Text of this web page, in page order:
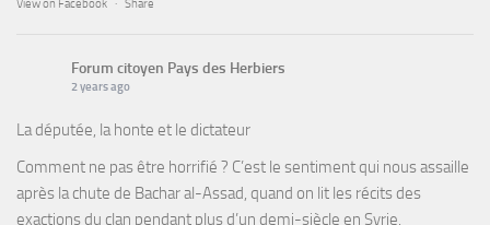
View on Facebook · Share
Forum citoyen Pays des Herbiers
2 years ago
La députée, la honte et le dictateur
Comment ne pas être horrifié ? C’est le sentiment qui nous assaille
après la chute de Bachar al-Assad, quand on lit les récits des
exactions du clan pendant plus d’un demi-siècle en Syrie.